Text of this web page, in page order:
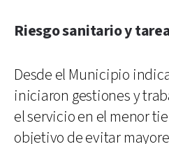
Riesgo sanitario y
Desde el Municipio
iniciaron gestiones y
el servicio en el menor
objetivo de evitar